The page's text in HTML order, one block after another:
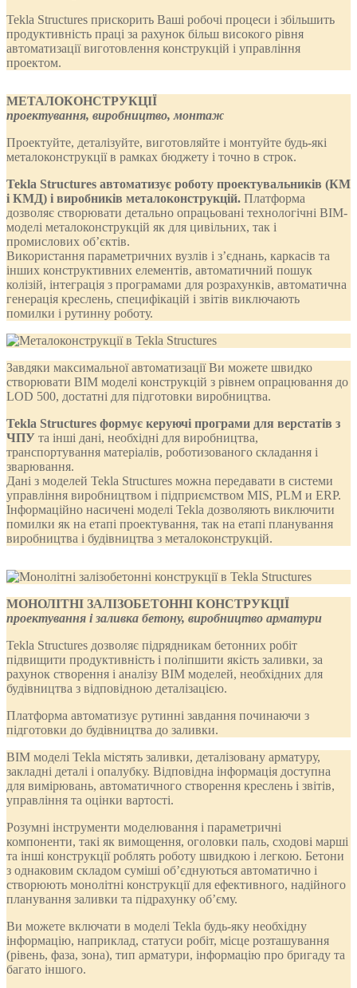
Tekla Structures прискорить Ваші робочі процеси і збільшить
продуктивність праці за рахунок більш високого рівня
автоматизації виготовлення конструкцій і управління
проектом.
МЕТАЛОКОНСТРУКЦІЇ
проектування, виробництво, монтаж
Проектуйте, деталізуйте, виготовляйте і монтуйте будь-які
металоконструкції в рамках бюджету і точно в строк.
Tekla Structures автоматизує роботу проектувальників (КМ
і КМД) і виробників металоконструкцій. Платформа
дозволяє створювати детально опрацьовані технологічні BIM-
моделі металоконструкцій як для цивільних, так і
промислових об’єктів.
Використання параметричних вузлів і з’єднань, каркасів та
інших конструктивних елементів, автоматичний пошук
колізій, інтеграція з програмами для розрахунків, автоматична
генерація креслень, специфікацій і звітів виключають
помилки і рутинну роботу.
Завдяки максимальної автоматизації Ви можете швидко
створювати BIM моделі конструкцій з рівнем опрацювання до
LOD 500, достатні для підготовки виробництва.
Tekla Structures формує керуючі програми для верстатів з
ЧПУ та інші дані, необхідні для виробництва,
транспортування матеріалів, роботизованого складання і
зварювання.
Дані з моделей Tekla Structures можна передавати в системи
управління виробництвом і підприємством MIS, PLM и ERP.
Інформаційно насичені моделі Tekla дозволяють виключити
помилки як на етапі проектування, так на етапі планування
виробництва і будівництва з металоконструкцій.
МОНОЛІТНІ ЗАЛІЗОБЕТОННІ КОНСТРУКЦІЇ
проектування і заливка бетону, виробництво арматури
Tekla Structures дозволяє підрядникам бетонних робіт
підвищити продуктивність і поліпшити якість заливки, за
рахунок створення і аналізу BIM моделей, необхідних для
будівництва з відповідною деталізацією.
Платформа автоматизує рутинні завдання починаючи з
підготовки до будівництва до заливки.
BIM моделі Tekla містять заливки, деталізовану арматуру,
закладні деталі і опалубку. Відповідна інформація доступна
для вимірювань, автоматичного створення креслень і звітів,
управління та оцінки вартості.
Розумні інструменти моделювання і параметричні
компоненти, такі як вимощення, оголовки паль, сходові марші
та інші конструкції роблять роботу швидкою і легкою. Бетони
з однаковим складом суміші об’єднуються автоматично і
створюють монолітні конструкції для ефективного, надійного
планування заливки та підрахунку об’єму.
Ви можете включати в моделі Tekla будь-яку необхідну
інформацію, наприклад, статуси робіт, місце розташування
(рівень, фаза, зона), тип арматури, інформацію про бригаду та
багато іншого.